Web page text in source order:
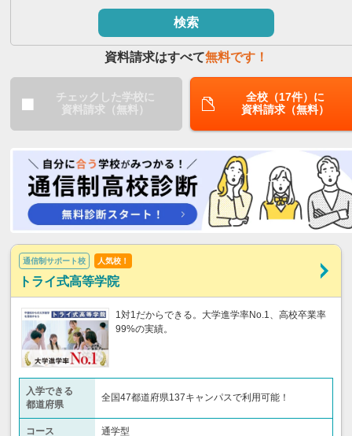
検索
資料請求はすべて無料です！
チェックした学校に
資料請求（無料）
全校（17件）に
資料請求（無料）
通信制サポート校 人気校！
トライ式高等学院
1対1だからできる。大学進学率No.1、高校卒業率
99%の実績。
入学できる
都道府県
全国47都道府県137キャンパスで利用可能！
コース
通学型